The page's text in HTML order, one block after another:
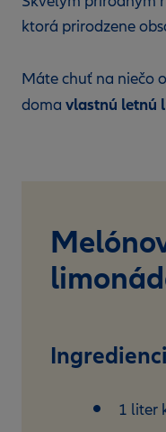
ktorá prirodzene
Máte chuť na niečo
doma vlastnú letnú
1 liter